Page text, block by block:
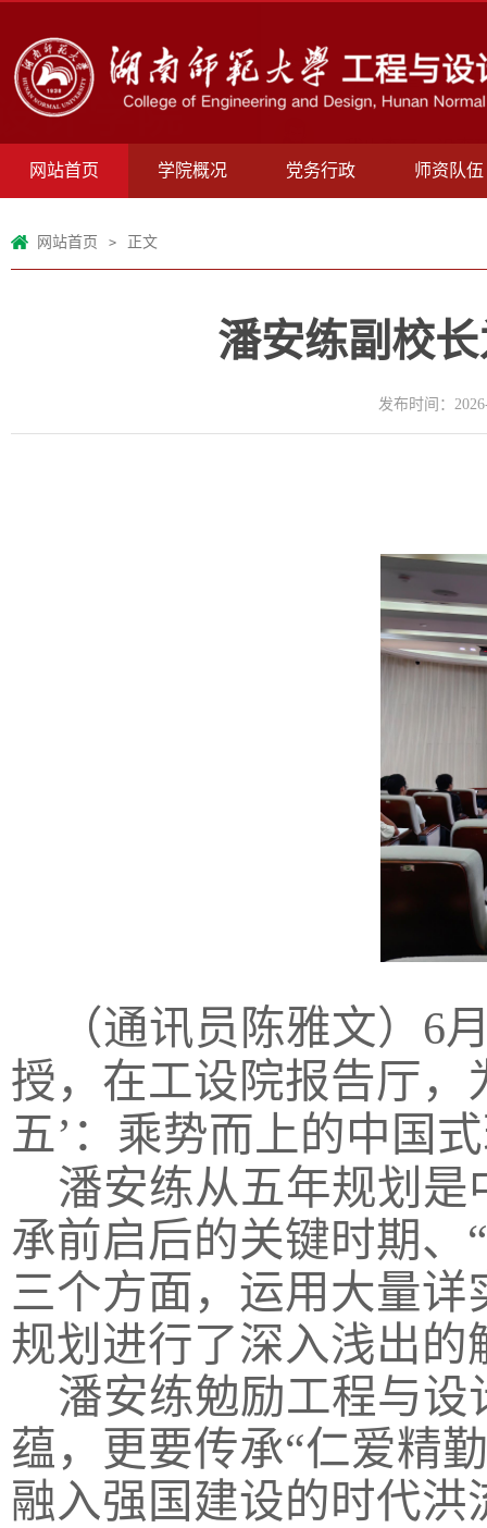
网站首页 学院概况 党务行政 师资队伍
网站首页 > 正文
潘安练副校
发布时间：
（通讯员陈雅文） 6
授，在工设院报告厅，
五’：乘势而上的中国
潘安练从五年规划是
承前启后的关键时期、
三个方面，运用大量详
规划进行了深入浅出的
潘安练勉励工程与
蕴，更要传承“仁爱精
融入强国建设的时代